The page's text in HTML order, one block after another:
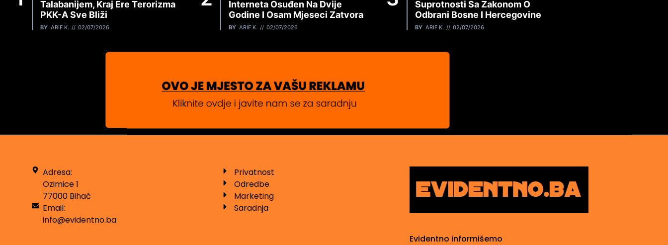
Talabanijem, Kraj Ere Terorizma
PKK-A Sve Bliži
BY ARIF K. 02/07/2026
Interneta Osuđen Na Dvije
Godine I Osam Mjeseci Zatvora
BY ARIF K. 02/07/2026
Suprotnosti Sa Zakonom O
Odbrani Bosne I Hercegovine
BY ARIF K. 02/07/2026
Adresa:
Ozimice 1
77000 Bihać
Email:
info@evidentno.ba
Privatnost
Odredbe
Marketing
Saradnja
Evidentno informišemo